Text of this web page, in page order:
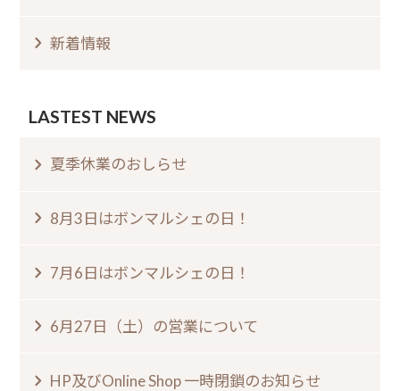
新着情報
LASTEST NEWS
夏季休業のおしらせ⁠
8月3日はボンマルシェの日⁠！⁠ ⁠
7月6日はボンマルシェの日⁠！⁠
6月27日（土）の営業について
HP及びOnline Shop 一時閉鎖のお知らせ